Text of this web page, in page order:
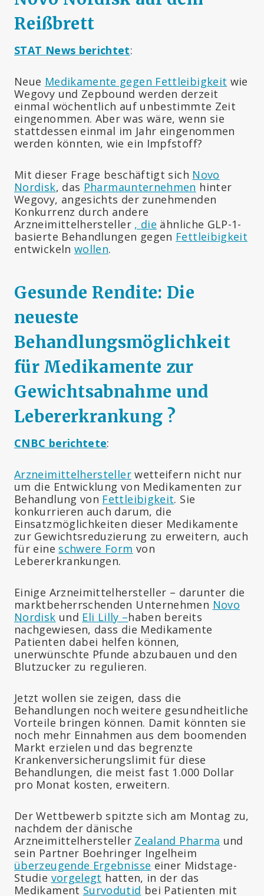
Reißbrett
STAT News berichtet:
Neue Medikamente gegen Fettleibigkeit wie
Wegovy und Zepbound werden derzeit
einmal wöchentlich auf unbestimmte Zeit
eingenommen. Aber was wäre, wenn sie
stattdessen einmal im Jahr eingenommen
werden könnten, wie ein Impfstoff?
Mit dieser Frage beschäftigt sich Novo
Nordisk, das Pharmaunternehmen hinter
Wegovy, angesichts der zunehmenden
Konkurrenz durch andere
Arzneimittelhersteller , die ähnliche GLP-1-
basierte Behandlungen gegen Fettleibigkeit
entwickeln wollen.
Gesunde Rendite: Die
neueste
Behandlungsmöglichkeit
für Medikamente zur
Gewichtsabnahme und
Lebererkrankung ?
CNBC berichtete:
Arzneimittelherstellerwetteifern nicht nur
um die Entwicklung von Medikamenten zur
Behandlung von Fettleibigkeit. Sie
konkurrieren auch darum, die
Einsatzmöglichkeiten dieser Medikamente
zur Gewichtsreduzierung zu erweitern, auch
für eine schwere Form von
Lebererkrankungen.
Einige Arzneimittelhersteller – darunter die
marktbeherrschenden Unternehmen Novo
Nordisk und Eli Lilly –haben bereits
nachgewiesen, dass die Medikamente
Patienten dabei helfen können,
unerwünschte Pfunde abzubauen und den
Blutzucker zu regulieren.
Jetzt wollen sie zeigen, dass die
Behandlungen noch weitere gesundheitliche
Vorteile bringen können. Damit könnten sie
noch mehr Einnahmen aus dem boomenden
Markt erzielen und das begrenzte
Krankenversicherungslimit für diese
Behandlungen, die meist fast 1.000 Dollar
pro Monat kosten, erweitern.
Der Wettbewerb spitzte sich am Montag zu,
nachdem der dänische
Arzneimittelhersteller Zealand Pharma und
sein Partner Boehringer Ingelheim
überzeugende Ergebnisse einer Midstage-
Studie vorgelegt hatten, in der das
Medikament Survodutid bei Patienten mit